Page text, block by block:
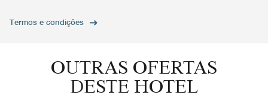
Termos e condições
OUTRAS OFERTAS
DESTE HOTEL